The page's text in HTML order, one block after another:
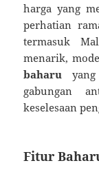
harga yang
perhatian
termasuk
menarik,
baharu
gabungan
keselesaan
Fitur